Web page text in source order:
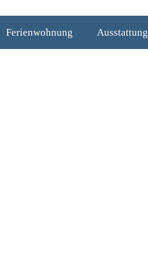
Ferienwohnung Ausstattung